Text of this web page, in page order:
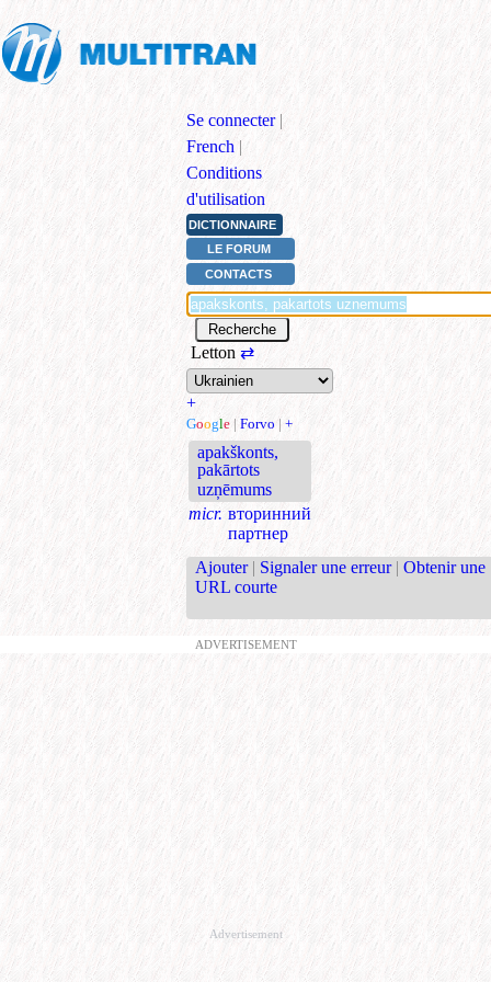
Se connecter |
French |
Conditions
d'utilisation
DICTIONNAIRE
LE FORUM
CONTACTS
Letton ⇄
+
Google | Forvo | +
apakškonts,
pakārtots
uzņēmums
micr. вторинний
партнер
Ajouter | Signaler une erreur | Obtenir une
URL courte
ADVERTISEMENT
Advertisement